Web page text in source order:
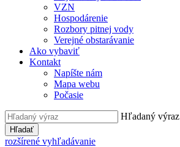
VZN
Hospodárenie
Rozbory pitnej vody
Verejné obstarávanie
Ako vybaviť
Kontakt
Napíšte nám
Mapa webu
Počasie
Hľadaný výraz
Hľadať
rozšírené vyhľadávanie